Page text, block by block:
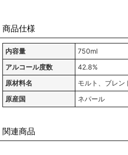
商品仕様
内容量
750ml
アルコール度数
42.8%
原材料名
モルト、ブレン
原産国
ネパール
関連商品